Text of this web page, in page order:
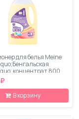
для белья Meine
концентрат 800
В корзину